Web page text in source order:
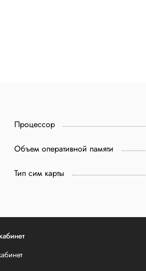
Процессор
Объем оперативной памяти
Тип сим карты